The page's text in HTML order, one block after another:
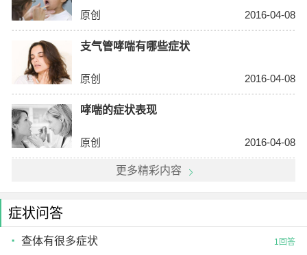
原创 2016-04-08
支气管哮喘有哪些症状
原创 2016-04-08
哮喘的症状表现
原创 2016-04-08
更多精彩内容
症状问答
查体有很多症状 1回答